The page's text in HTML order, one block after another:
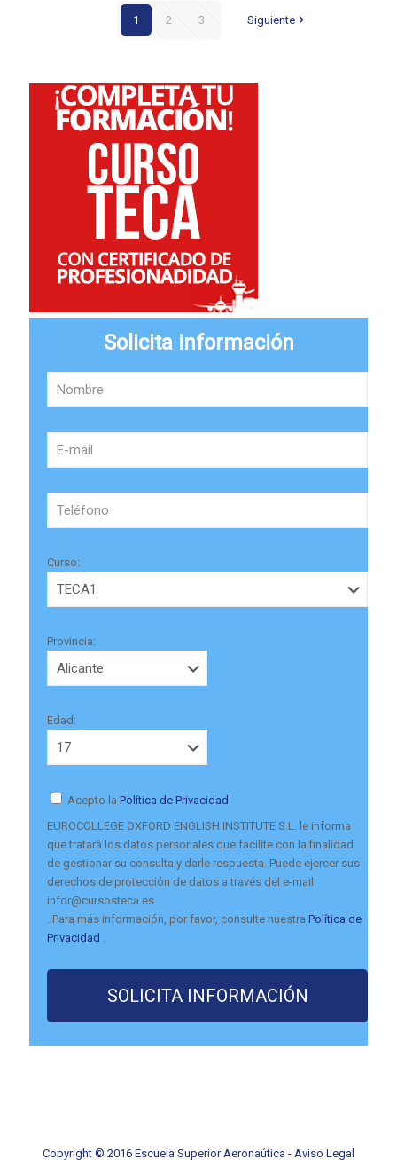
1 2 3 Siguiente
Solicita información
Curso:
Provincia:
Edad:
Acepto la Política de Privacidad
EUROCOLLEGE OXFORD ENGLISH INSTITUTE S.L. le informa
que tratará los datos personales que facilite con la finalidad
de gestionar su consulta y darle respuesta. Puede ejercer sus
derechos de protección de datos a través del e-mail
infor@cursosteca.es.
. Para más información, por favor, consulte nuestra Política de
Privacidad
Copyright © 2016 Escuela Superior Aeronaútica - Aviso Legal